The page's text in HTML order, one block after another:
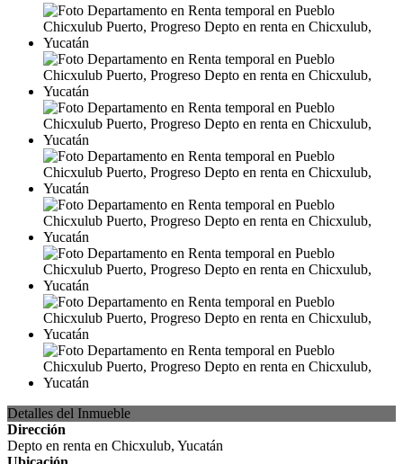
Detalles del Inmueble
Dirección
Depto en renta en Chicxulub, Yucatán